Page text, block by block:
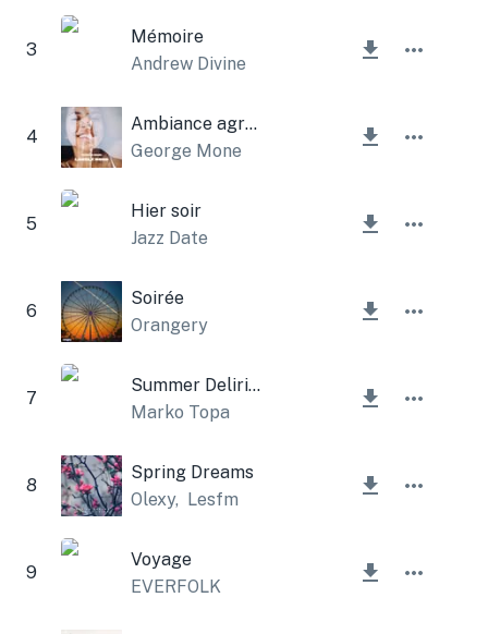
3
Mémoire
Andrew Divine
4
Ambiance agréable
George Mone
5
Hier soir
Jazz Date
6
Soirée
Orangery
7
Summer Delirium
Marko Topa
8
Spring Dreams
Olexy, Lesfm
9
Voyage
EVERFOLK